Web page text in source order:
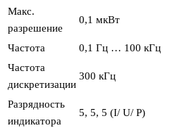
Макс.
разрешение
0,1 мкВт
Частота
0,1 Гц … 100 кГц
Частота
дискретизации
300 кГц
Разрядность
индикатора
5, 5, 5 (I/ U/ P)